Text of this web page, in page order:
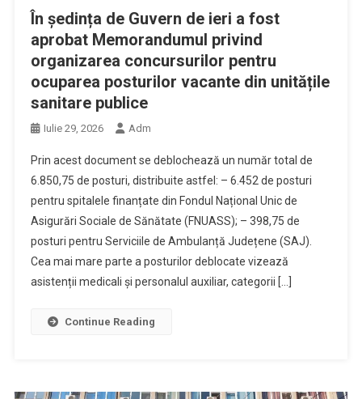
În ședința de Guvern de ieri a fost
aprobat Memorandumul privind
organizarea concursurilor pentru
ocuparea posturilor vacante din unitățile
sanitare publice
Iulie 29, 2026 Adm
​Prin acest document se deblochează un număr total de
6.850,75 de posturi, distribuite astfel: – ​6.452 de posturi
pentru spitalele finanțate din Fondul Național Unic de
Asigurări Sociale de Sănătate (FNUASS); – ​398,75 de
posturi pentru Serviciile de Ambulanță Județene (SAJ). ​
Cea mai mare parte a posturilor deblocate vizează
asistenții medicali și personalul auxiliar, categorii […]
Continue Reading